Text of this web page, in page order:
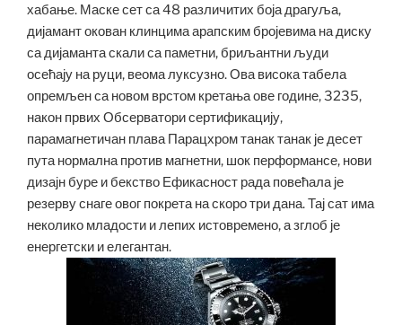
хабање. Маске сет са 48 различитих боја драгуља,
дијамант окован клинцима арапским бројевима на диску
са дијаманта скали са паметни, бриљантни људи
осећају на руци, веома луксузно. Ова висока табела
опремљен са новом врстом кретања ове године, 3235,
након првих Обсерватори сертификацију,
парамагнетичан плава Парацхром танак танак је десет
пута нормална против магнетни, шок перформансе, нови
дизајн буре и бекство Ефикасност рада повећала је
резерву снаге овог покрета на скоро три дана. Тај сат има
неколико младости и лепих истовремено, а зглоб је
енергетски и елегантан.